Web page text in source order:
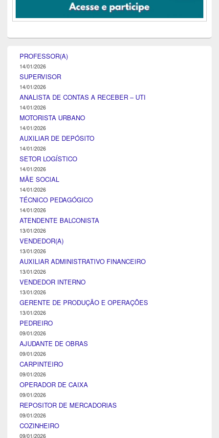
PROFESSOR(A)
14/01/2026
SUPERVISOR
14/01/2026
ANALISTA DE CONTAS A RECEBER – UTI
14/01/2026
MOTORISTA URBANO
14/01/2026
AUXILIAR DE DEPÓSITO
14/01/2026
SETOR LOGÍSTICO
14/01/2026
MÃE SOCIAL
14/01/2026
TÉCNICO PEDAGÓGICO
14/01/2026
ATENDENTE BALCONISTA
13/01/2026
VENDEDOR(A)
13/01/2026
AUXILIAR ADMINISTRATIVO FINANCEIRO
13/01/2026
VENDEDOR INTERNO
13/01/2026
GERENTE DE PRODUÇÃO E OPERAÇÕES
13/01/2026
PEDREIRO
09/01/2026
AJUDANTE DE OBRAS
09/01/2026
CARPINTEIRO
09/01/2026
OPERADOR DE CAIXA
09/01/2026
REPOSITOR DE MERCADORIAS
09/01/2026
COZINHEIRO
09/01/2026